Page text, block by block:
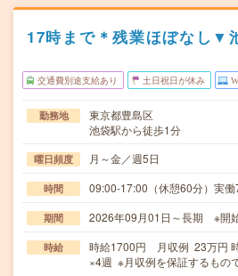
17時まで＊残業ほぼなし▼
交通費別途支給あり 土日祝日が休み
勤務地
東京都豊島区
池袋駅から徒歩1分
曜日頻度 月～金／週5日
時間 09:00-17:00（休憩60分）実働
期間 2026年09月01日～長期 ※開
時給
時給1700円 月収例 23万円
×4週 ※月収例を保証するもの